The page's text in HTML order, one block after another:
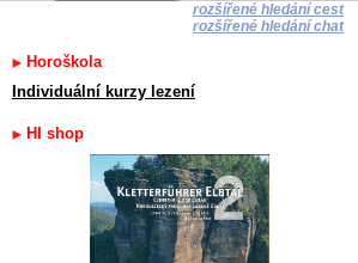
rozšířené hledání cest
rozšířené hledání chat
Horoškola
Individuální kurzy lezení
HI shop